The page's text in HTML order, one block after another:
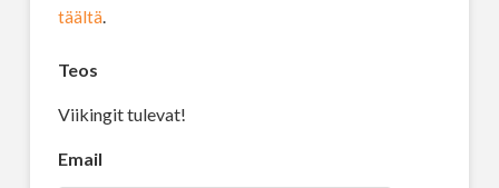
täältä.
Teos
Viikingit tulevat!
Email